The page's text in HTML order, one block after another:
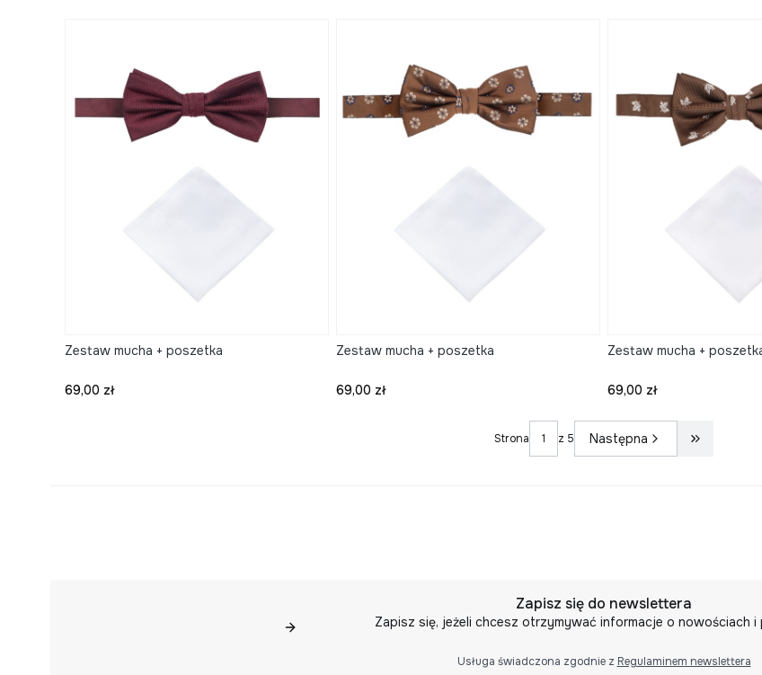
Zestaw mucha + poszetka
Cena
69,00 zł
Zestaw mucha + poszetka
Cena
69,00 zł
Zestaw mucha +
Cena
69,00 zł
Strona z 5 Następna Przejdź
Zapisz się do newslettera
Zapisz się, jeżeli chcesz otrzymywać informacje o nowościach i
Usługa świadczona zgodnie z Regulaminem newslettera